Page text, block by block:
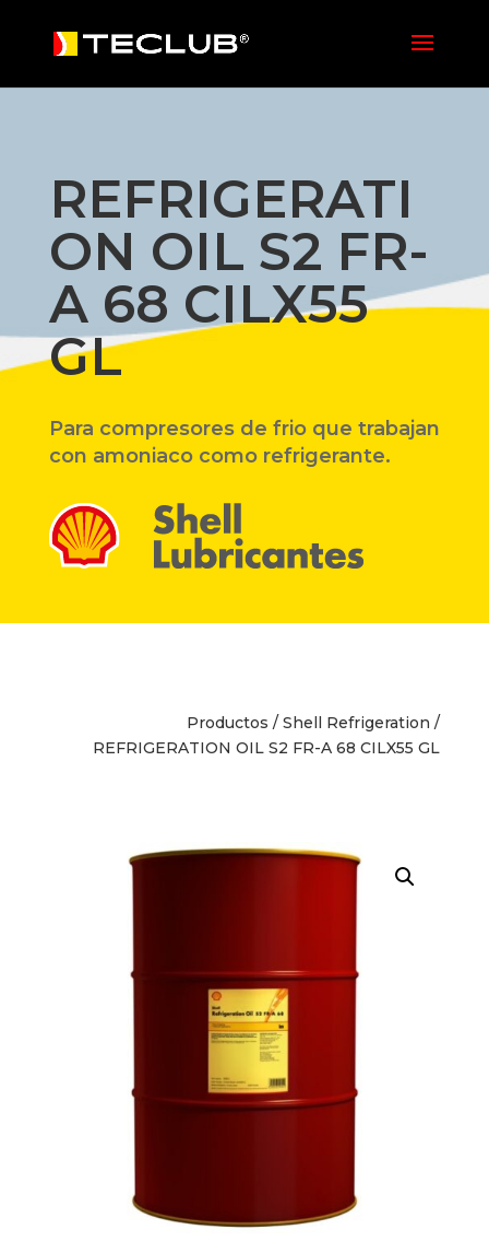
REFRIGERATI
ON OIL S2 FR-
A 68 CILX55
GL
Para compresores de frio que trabajan
con amoniaco como refrigerante.
Productos /Shell Refrigeration /
REFRIGERATION OIL S2 FR-A 68 CILX55 GL